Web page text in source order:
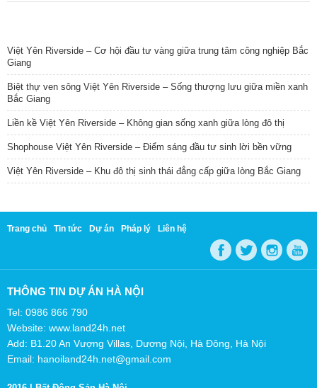
Việt Yên Riverside – Cơ hội đầu tư vàng giữa trung tâm công nghiệp Bắc
Giang
Biệt thự ven sông Việt Yên Riverside – Sống thượng lưu giữa miền xanh
Bắc Giang
Liền kề Việt Yên Riverside – Không gian sống xanh giữa lòng đô thị
Shophouse Việt Yên Riverside – Điểm sáng đầu tư sinh lời bền vững
Việt Yên Riverside – Khu đô thị sinh thái đẳng cấp giữa lòng Bắc Giang
Trang chủ Tin tức Dự án Pháp lý Liên hệ
THÔNG TIN DỰ ÁN HÀ NỘI
Tel: 0986 866 790
Website: www.land24h.net
Add: B1.20 An Vượng Villas, Dương Nội, Hà Đông, Hà Nội
Email: hanoiland24h.net@gmail.com